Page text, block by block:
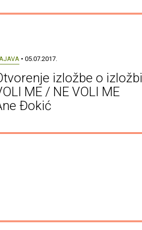
• 05.07.2017.
izložbe o izložbi
ME / NE VOLI ME
Đokić